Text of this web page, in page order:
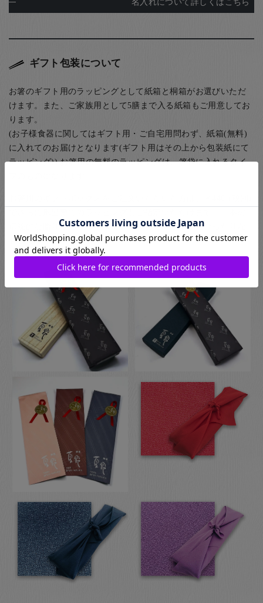
ギフト包装について
お箸のギフト用のラッピングとして紙箱と桐箱がお選びいただ
けます。また、ご家族用として5膳まで入る紙箱もご用意してお
ります。
(お子様食器に関してはギフト用・ご自宅用問わず、紙箱(無料)
に入れてのお届けとなります(ギフト用はその上から包装紙にて
ラッピング)) お箸用の無料のラッピングは、箸袋に入れるタイ
伝統的な贈り物のスタイルで、お箸のプレゼントにぴったりな
包装です。